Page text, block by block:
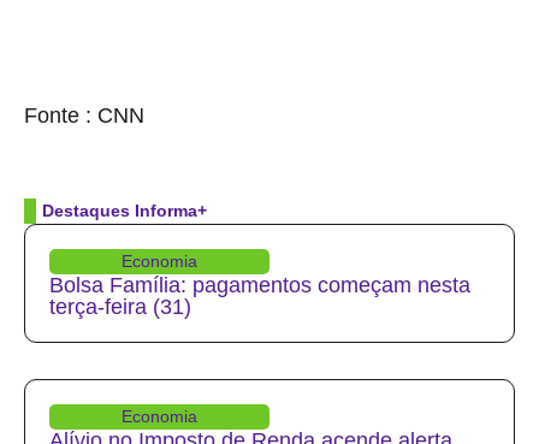
Fonte : CNN
Destaques Informa+
Economia
Bolsa Família: pagamentos começam nesta
terça-feira (31)
Economia